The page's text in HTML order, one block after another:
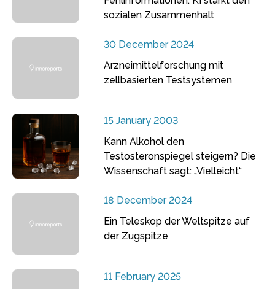
sozialen Zusammenhalt
30 December 2024
Arzneimittelforschung mit
zellbasierten Testsystemen
15 January 2003
Kann Alkohol den
Testosteronspiegel steigern? Die
Wissenschaft sagt: „Vielleicht“
18 December 2024
Ein Teleskop der Weltspitze auf
der Zugspitze
11 February 2025